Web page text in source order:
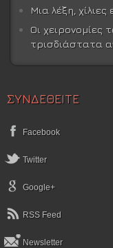
Μια λέξη, χίλιες
Οι χειρονομίες
τρισδιάστατα
ΣΥΝΔΕΘΕΙΤΕ
Facebook
Twitter
Google+
RSS Feed
Newsletter